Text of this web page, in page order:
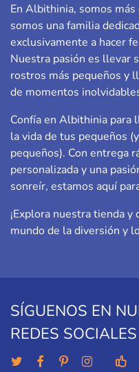
En Albithinia, somos más
somos una familia
exclusivamente a hacer
Nuestra pasión es llevar
rostros más pequeños y
de momentos
Confía en Albithinia para
la vida de tus pequeños
pequeños). Con entrega
personalizada y una
sonreír, estamos aquí
¡Explora nuestra tienda y
mundo de la diversión y
SÍGUENOS EN
REDES SOCIALES